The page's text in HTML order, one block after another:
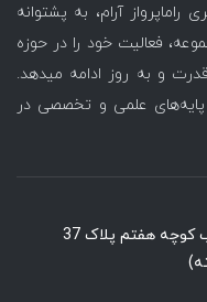
آرام، به پشتوانه
فعالیت خود را در حوزه
و به روز ادامه میدهد.
پایه‌های علمی و تخصصی در
یوسف آباد خیابان اسد آبادی جنب کوچه هفتم پلاک 37